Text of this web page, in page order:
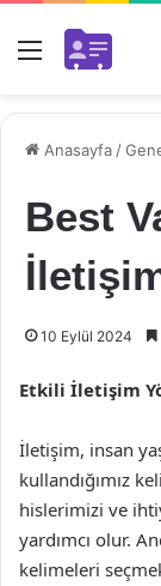
Menü
Anasayfa /
Best
10 Eylül 2024
Etkili İletişim
İletişim, insan
kullandığımız
hislerimizi ve
yardımcı olur.
kelimeleri